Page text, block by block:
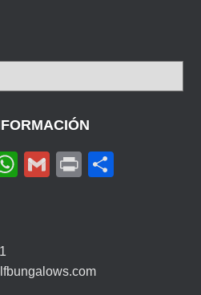
W
A
G
Pr